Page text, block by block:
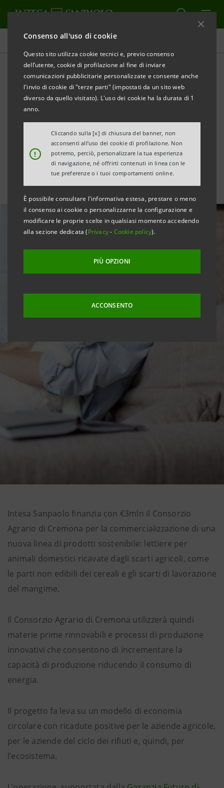
Consenso all'uso di cookie
Questo sito utilizza cookie tecnici e, previo consenso
dell’utente, cookie di profilazione al fine di inviare
comunicazioni pubblicitarie personalizzate e consente anche
l'invio di cookie di "terze parti" (impostati da un sito web
diverso da quello visitato). L'uso dei cookie ha la durata di 1
anno.
!
Cliccando sulla [x] di chiusura del banner, non
acconsenti all’uso dei cookie di profilazione. Non
potremo, perciò, personalizzare la tua esperienza
di navigazione, né offrirti contenuti in linea con le
tue preferenze o i tuoi comportamenti online.
È possibile consultare l'informativa estesa, prestare o meno
il consenso ai cookie o personalizzarne la configurazione e
modificare le proprie scelte in qualsiasi momento accedendo
alla sezione dedicata (Privacy- Cookie policy).
PIÙ OPZIONI
ACCONSENTO
Tutte le news
Al Consorzio Agrario di
Cremona €3mln, con SACE,
per nuovi prodotti
sostenibili
Intesa Sanpaolo finanzia con €3mln il Consorzio
Agrario di Cremona per la commercializzazione di una
nuova linea di prodotti sostenibile: lettiere per
animali domestici ricavate dagli scarti agricoli, come
le parti non edibili dei cereali e gli scarti di lavorazione
del mangime.
Il Consorzio Agrario di Cremona utilizzerà quindi
materie prime rinnovabili e processi di produzione
innovativi che consentono di incrementare la
capacità di produzione riducendo il consumo di
energia.
Il progetto fa leva su un modello di economia
circolare con ricadute positive per le aziende agricole,
per le aziende del ciclo dei rifiuti e, quindi, per
l’ecosistema.